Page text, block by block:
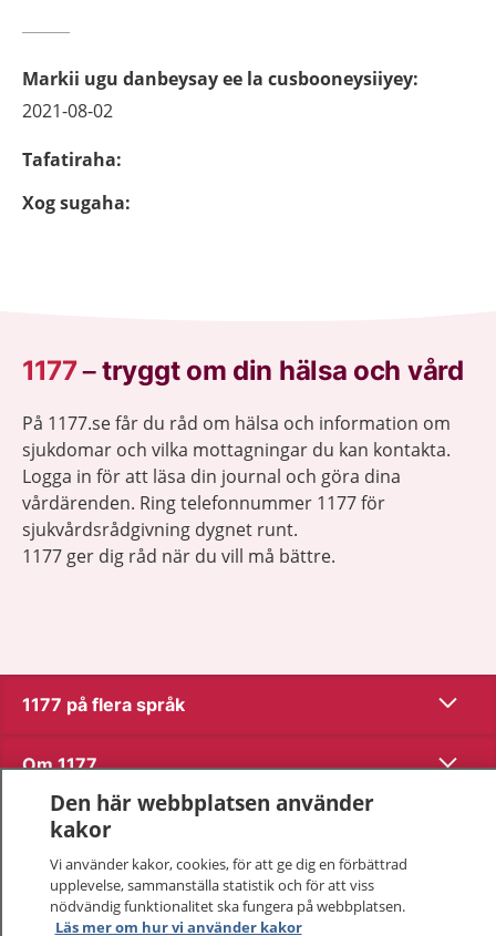
Markii ugu danbeysay ee la cusbooneysiiyey:
2021-08-02
Tafatiraha:
Xog sugaha:
1177–tryggt om din hälsa och vård
På 1177.se får du råd om hälsa och information om
sjukdomar och vilka mottagningar du kan kontakta.
Logga in för att läsa din journal och göra dina
vårdärenden. Ring telefonnummer 1177 för
sjukvårdsrådgivning dygnet runt.
1177 ger dig råd när du vill må bättre.
1177 på flera språk Show
Om 1177 Show
Kontakt
Behandling av personuppgifter
Den här webbplatsen använder
kakor
Vi använder kakor, cookies, för att ge dig en förbättrad
upplevelse, sammanställa statistik och för att viss
nödvändig funktionalitet ska fungera på webbplatsen.
Läs mer om hur vi använder kakor